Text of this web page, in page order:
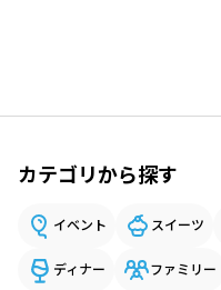
カテゴリから探す
イベント スイーツ
ディナー ファミリー